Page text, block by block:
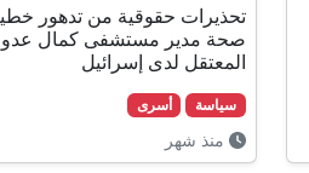
تحذيرات حقوقية من تدهور
صحة مدير مستشفى كمال
المعتقل لدى إسرائيل
سياسة أسرى
منذ شهر